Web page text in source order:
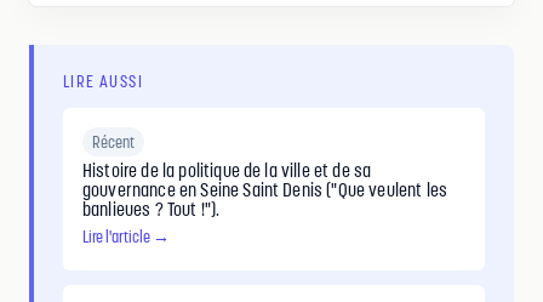
LIRE AUSSI
Récent
Histoire de la politique de la ville et de sa
gouvernance en Seine Saint Denis ("Que veulent les
banlieues ? Tout !").
Lire l'article →